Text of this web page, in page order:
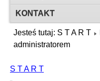
KONTAKT
Jesteś tutaj: S T A R T
administratorem
S T A R T